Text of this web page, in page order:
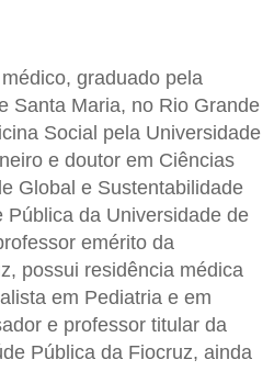
graduado pela
Santa Maria, no Rio Grande
Social pela Universidade
e doutor em Ciências
Global e Sustentabilidade
Pública da Universidade de
emérito da
possui residência médica
em Pediatria e em
e professor titular da
Pública da Fiocruz, ainda